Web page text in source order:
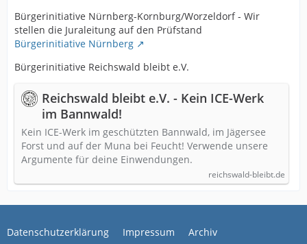
Bürgerinitiative Nürnberg-Kornburg/Worzeldorf - Wir
stellen die Juraleitung auf den Prüfstand
Bürgerinitiative Nürnberg
Bürgerinitiative Reichswald bleibt e.V.
Reichswald bleibt e.V. - Kein ICE-Werk
im Bannwald!
Kein ICE-Werk im geschützten Bannwald, im Jägersee
Forst und auf der Muna bei Feucht! Verwende unsere
Argumente für deine Einwendungen.
reichswald-bleibt.de
Datenschutzerklärung Impressum Archiv